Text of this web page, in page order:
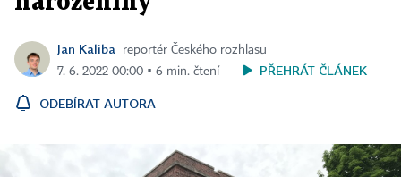
Jan Kaliba
reportér Českého rozhlasu
7. 6. 2022 00:00 ▪ 6 min. čtení
PŘEHRÁT ČLÁNEK
ODEBÍRAT AUTORA